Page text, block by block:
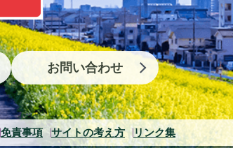
お問い合わせ
免責事項 サイトの考え方 リンク集